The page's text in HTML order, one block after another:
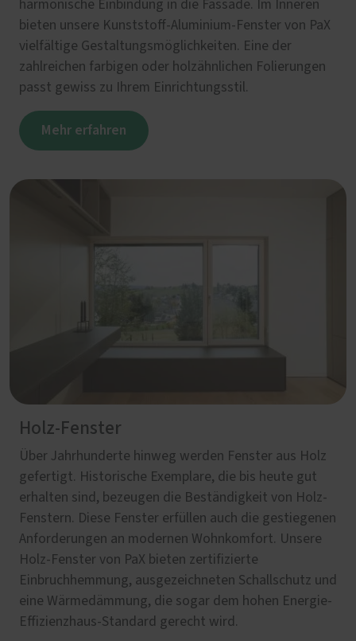
harmonische Einbindung in die Fassade. Im Inneren
bieten unsere Kunststoff-Aluminium-Fenster von PaX
vielfältige Gestaltungsmöglichkeiten. Eine der
zahlreichen farbigen oder holzähnlichen Folierungen
passt gewiss zu Ihrem Einrichtungsstil.
Mehr erfahren
Holz-Fenster
Über Jahrhunderte hinweg werden Fenster aus Holz
gefertigt. Historische Exemplare, die bis heute gut
erhalten sind, bezeugen die Beständigkeit von Holz-
Fenstern. Diese Fenster erfüllen auch die gestiegenen
Anforderungen an modernen Wohnkomfort. Unsere
Holz-Fenster von PaX bieten zertifizierte
Einbruchhemmung, ausgezeichneten Schallschutz und
eine Wärmedämmung, die sogar dem hohen Energie-
Effizienzhaus-Standard gerecht wird.